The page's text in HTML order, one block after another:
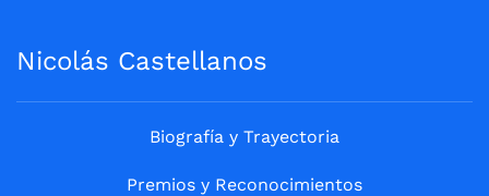
Nicolás Castellanos
Biografía y Trayectoria
Premios y Reconocimientos